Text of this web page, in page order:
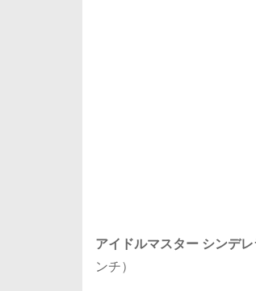
アイドルマスター シンデ
ンチ）